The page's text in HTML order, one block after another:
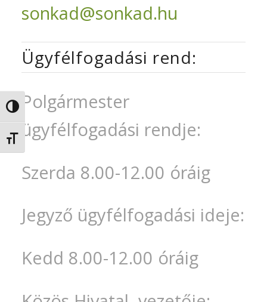
Nagy kontraszt váltása
Betűméret váltása
sonkad@sonkad.hu
Ügyfélfogadási rend:
Polgármester
ügyfélfogadási rendje:
Szerda 8.00-12.00 óráig
Jegyző ügyfélfogadási ideje:
Kedd 8.00-12.00 óráig